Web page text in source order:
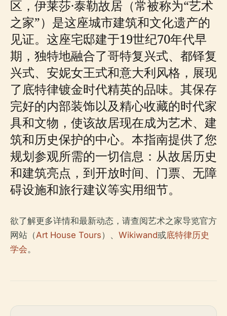
区，伊莱莎·泰勒故居（常被称为“艺术
之家”）是这座城市建筑和文化遗产的
见证。这座宅邸建于19世纪70年代早
期，独特地融合了哥特复兴式、都铎复
兴式、安妮女王式和意大利风格，展现
了底特律镀金时代精英的品味。其保存
完好的内部装饰以及精心收藏的时代家
具和文物，使该故居现在成为艺术、建
筑和历史保护的中心。本指南提供了您
规划参观所需的一切信息：从故居历史
和建筑亮点，到开放时间、门票、无障
碍设施和旅行建议等实用细节。
欲了解更多详情和最新动态，请查阅艺术之家导览官方
网站（Art House Tours）、 Wikiwand或底特律历史
学会。